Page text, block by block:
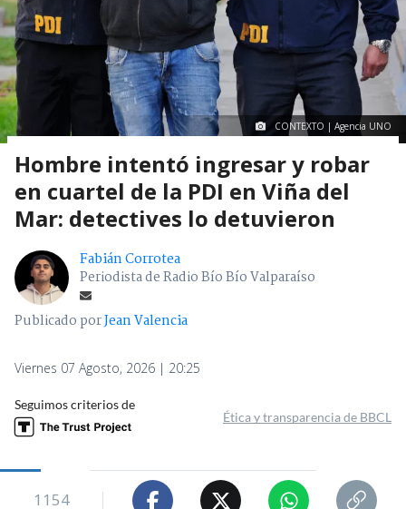
CONTEXTO | Agencia UNO
Hombre intentó ingresar y robar
en cuartel de la PDI en Viña del
Mar: detectives lo detuvieron
Fabián Corrotea
Periodista de Radio Bío Bío Valparaíso
Publicado porJean Valencia
Viernes 07 Agosto, 2026 | 20:25
Seguimos criterios de
Ética y transparencia de BBCL
1154